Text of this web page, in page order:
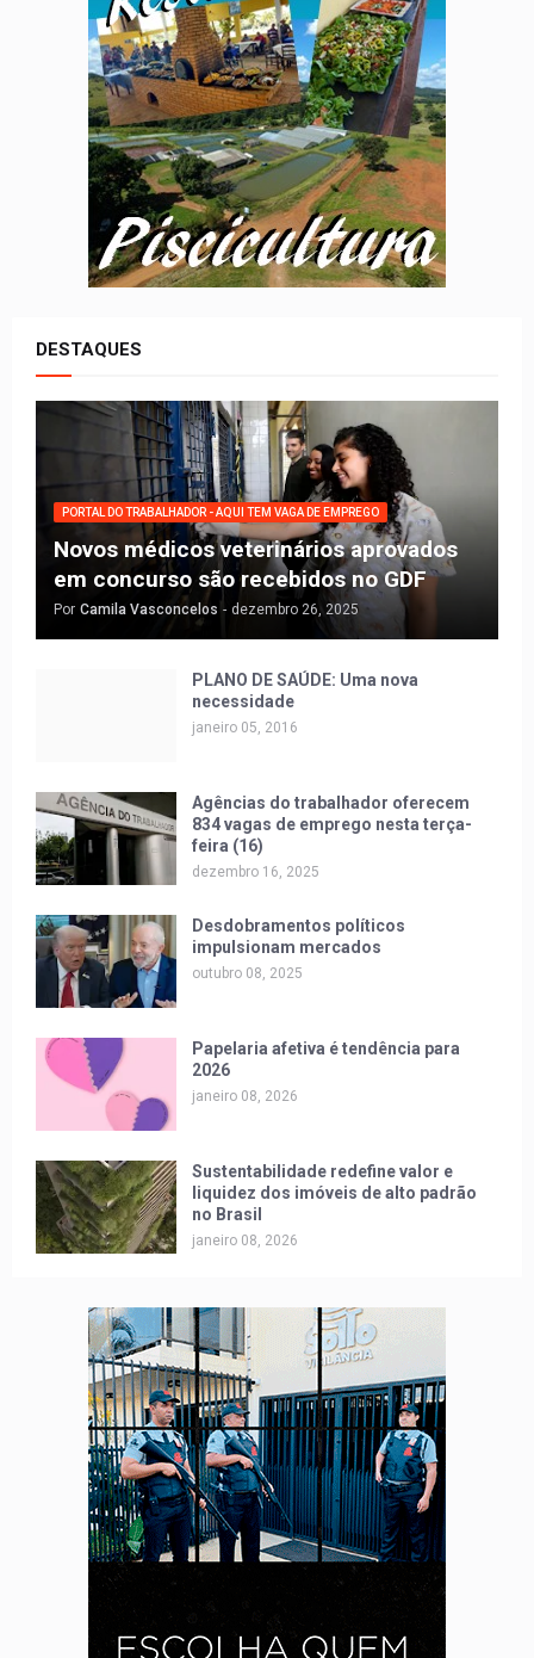
DESTAQUES
PORTAL DO TRABALHADOR - AQUI TEM VAGA DE EMPREGO
Novos médicos veterinários aprovados
em concurso são recebidos no GDF
Por Camila Vasconcelos - dezembro 26, 2025
PLANO DE SAÚDE: Uma nova
necessidade
janeiro 05, 2016
Agências do trabalhador oferecem
834 vagas de emprego nesta terça-
feira (16)
dezembro 16, 2025
Desdobramentos políticos
impulsionam mercados
outubro 08, 2025
Papelaria afetiva é tendência para
2026
janeiro 08, 2026
Sustentabilidade redefine valor e
liquidez dos imóveis de alto padrão
no Brasil
janeiro 08, 2026